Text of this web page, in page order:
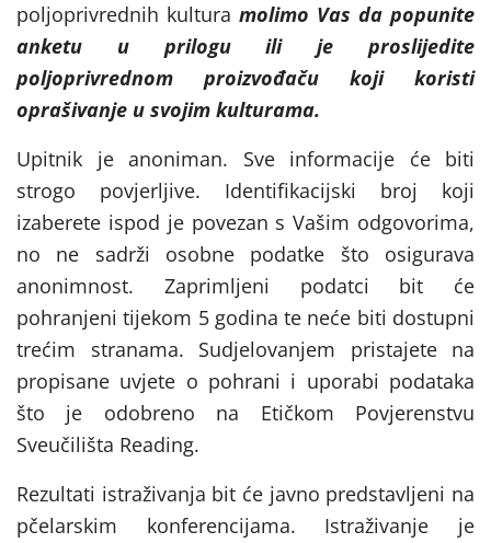
poljoprivrednih kultura molimo Vas da popunite
anketu u prilogu ili je proslijedite
poljoprivrednom proizvođaču koji koristi
oprašivanje u svojim kulturama.
Upitnik je anoniman. Sve informacije će biti
strogo povjerljive. Identifikacijski broj koji
izaberete ispod je povezan s Vašim odgovorima,
no ne sadrži osobne podatke što osigurava
anonimnost. Zaprimljeni podatci bit će
pohranjeni tijekom 5 godina te neće biti dostupni
trećim stranama. Sudjelovanjem pristajete na
propisane uvjete o pohrani i uporabi podataka
što je odobreno na Etičkom Povjerenstvu
Sveučilišta Reading.
Rezultati istraživanja bit će javno predstavljeni na
pčelarskim konferencijama. Istraživanje je